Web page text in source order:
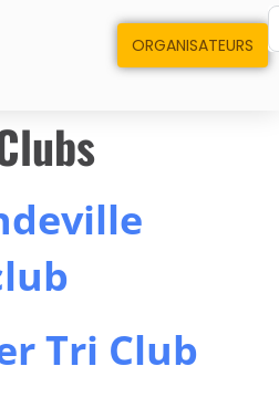
ORGANISATEURS
Tri Club